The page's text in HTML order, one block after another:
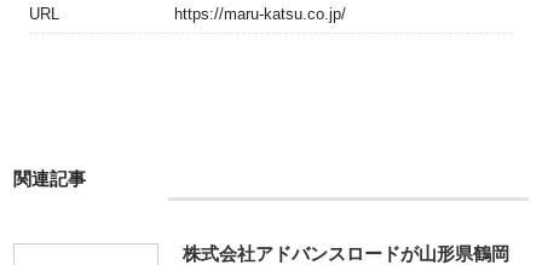
URL https://maru-katsu.co.jp/
関連記事
株式会社アドバンスロードが山形県鶴岡